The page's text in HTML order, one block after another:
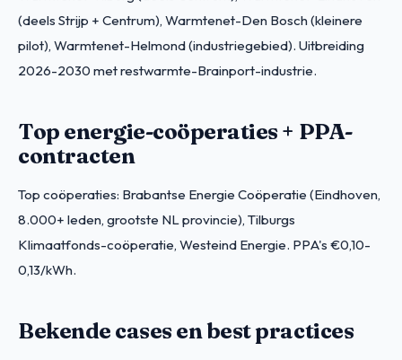
(deels Strijp + Centrum), Warmtenet-Den Bosch (kleinere
pilot), Warmtenet-Helmond (industriegebied). Uitbreiding
2026-2030 met restwarmte-Brainport-industrie.
Top energie-coöperaties + PPA-
contracten
Top coöperaties: Brabantse Energie Coöperatie (Eindhoven,
8.000+ leden, grootste NL provincie), Tilburgs
Klimaatfonds-coöperatie, Westeind Energie. PPA's €0,10-
0,13/kWh.
Bekende cases en best practices